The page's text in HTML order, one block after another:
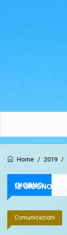
Home / 2019 /
GIORNO:
12 GIUGNO 2019
Comunicazioni